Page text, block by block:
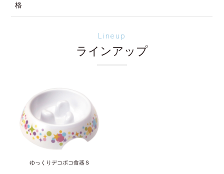
格
Lineup
ラインアップ
ゆっくりデコボコ食器Ｓ